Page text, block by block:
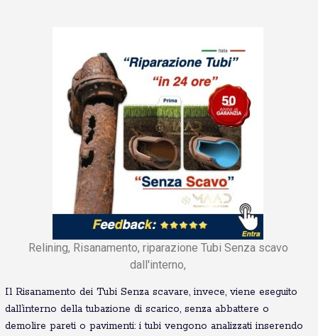
Relining, Risanamento, riparazione Tubi Senza scavo
dall'interno,
Il Risanamento dei Tubi Senza scavare, invece, viene eseguito
dall’interno della tubazione di scarico, senza abbattere o
demolire pareti o pavimenti: i tubi vengono analizzati inserendo